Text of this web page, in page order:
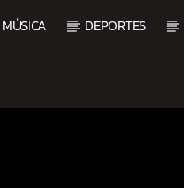
MÚSICA DEPORTES